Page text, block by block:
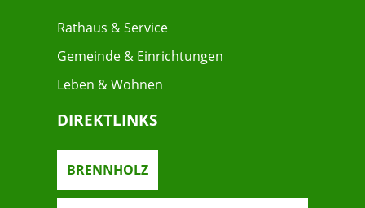
Rathaus & Service
Gemeinde & Einrichtungen
Leben & Wohnen
DIREKTLINKS
BRENNHOLZ